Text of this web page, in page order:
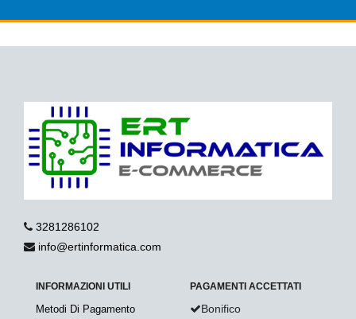
3281286102
info@ertinformatica.com
INFORMAZIONI UTILI
Metodi Di Pagamento
PAGAMENTI ACCETTATI
Bonifico